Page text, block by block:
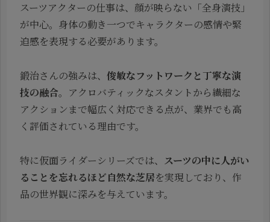
スーツアクターの仕事は、顔が映らない「全身演技」
が中心。身体の動き一つでキャラクターの感情や緊
迫感を表現する必要があります。
鍛治さんの強みは、 俊敏なフットワークと丁寧な演
技の融合。アクロバティックなスタントから繊細な
アクションまで幅広く対応できる点が、業界でも高
く評価されている理由です。
特に仮面ライダーシリーズでは、 スーツの中に人がい
ることを忘れるほど自然な芝居を実現しており、作
品の世界観に深みを与えています。